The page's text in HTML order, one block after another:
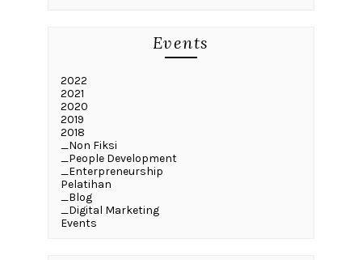
Events
2022
2021
2020
2019
2018
_Non Fiksi
_People Development
_Enterpreneurship
Pelatihan
_Blog
_Digital Marketing
Events